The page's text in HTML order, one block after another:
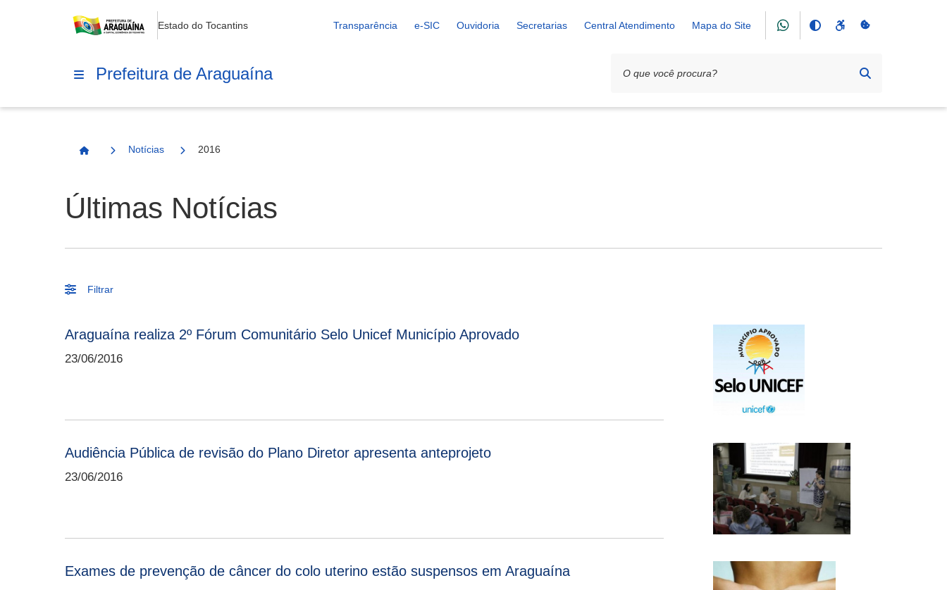
Estado do Tocantins Transparência e-SIC Ouvidoria Secretarias Central Atendimento Mapa do Site
Prefeitura de Araguaína
Página Inicial
Notícias 2016
Últimas Notícias
Filtrar
Araguaína realiza 2º Fórum Comunitário Selo Unicef Município Aprovado
23/06/2016
Audiência Pública de revisão do Plano Diretor apresenta anteprojeto
23/06/2016
Exames de prevenção de câncer do colo uterino estão suspensos em Araguaína